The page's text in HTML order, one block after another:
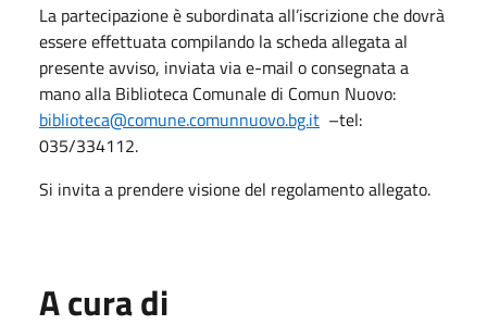
La partecipazione è subordinata all’iscrizione che dovrà
essere effettuata compilando la scheda allegata al
presente avviso, inviata via e-mail o consegnata a
mano alla Biblioteca Comunale di Comun Nuovo:
biblioteca@comune.comunnuovo.bg.it –tel:
035/334112.
Si invita a prendere visione del regolamento allegato.
A cura di